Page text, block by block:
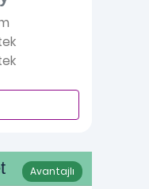
Avantajlı